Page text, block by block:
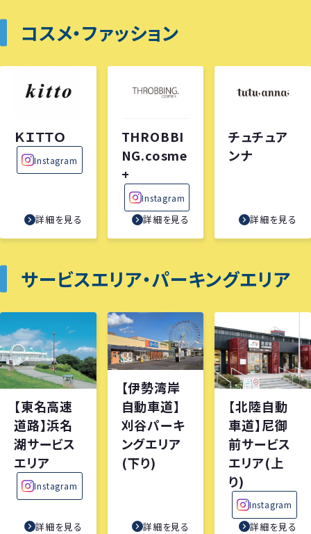
コスメ・ファッション
ＫＩＴＴＯ
Instagram
詳細を見る
THROBBI
NG.cosme
+
Instagram
詳細を見る
チュチュア
ンナ
詳細を見る
サービスエリア・パーキングエリア
【東名高速
道路】浜名
湖サービス
エリア
Instagram
詳細を見る
【伊勢湾岸
自動車道】
刈谷パーキ
ングエリア
(下り)
詳細を見る
【北陸自動
車道】尼御
前サービス
エリア(上
り)
Instagram
詳細を見る